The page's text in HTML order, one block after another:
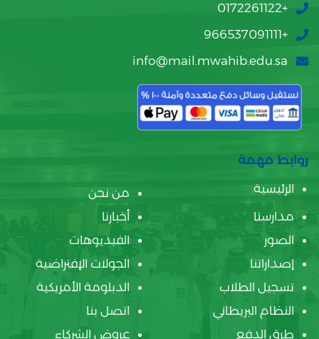
+0172261122
+966537091111
info@mail.mwahib.edu.sa
روابط مهمة
الرئيسية
من نحن
مدارسنا
أخبارنا
الصور
الفيديوهات
إصداراتنا
الجولات الإفتراضية
تسجيل الطلاب
الدبلومة الأمريكية
النظام البريطاني
اتصل بنا
طرق الدفع
عروض الشركاء